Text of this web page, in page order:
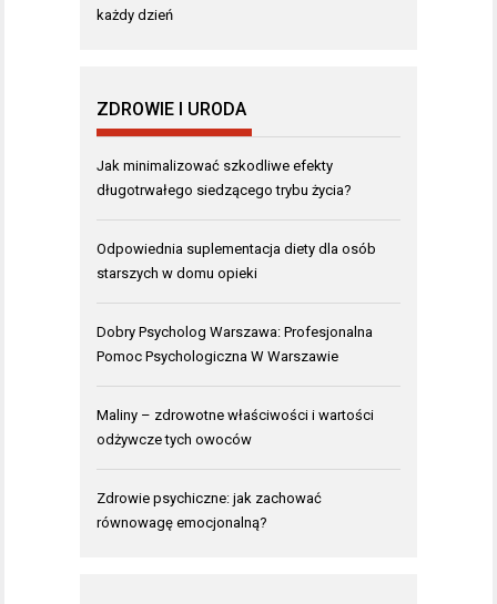
każdy dzień
ZDROWIE I URODA
Jak minimalizować szkodliwe efekty
długotrwałego siedzącego trybu życia?
Odpowiednia suplementacja diety dla osób
starszych w domu opieki
Dobry Psycholog Warszawa: Profesjonalna
Pomoc Psychologiczna W Warszawie
Maliny – zdrowotne właściwości i wartości
odżywcze tych owoców
Zdrowie psychiczne: jak zachować
równowagę emocjonalną?